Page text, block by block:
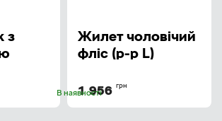
з
Жилет чоловiчий
флiс (р-р L)
1 956 грн
В наявності